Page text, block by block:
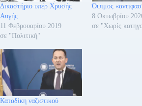
Δικαστήριο υπέρ Χρυσής
Αυγής
11 Φεβρουαρίου 2019
σε "Πολιτική"
Όψιμος
8 Οκτωβρίου
σε "Χωρίς
Καταδίκη ναζιστικού